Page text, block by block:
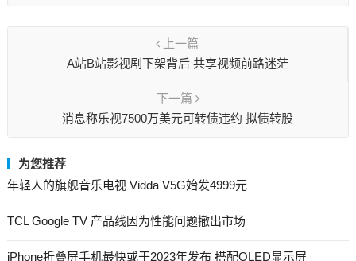
上一篇
A站B站影视剧下架背后 共享视频前路迷茫
下一篇
消息称乐视7500万美元可转债违约 拟债转股
为您推荐
年轻人的旗舰音乐电视 Vidda V5G始发4999元
TCL Google TV 产品线因为性能问题撤出市场
iPhone折叠屏手机最快或于2023年发布 搭配OLED显示屏